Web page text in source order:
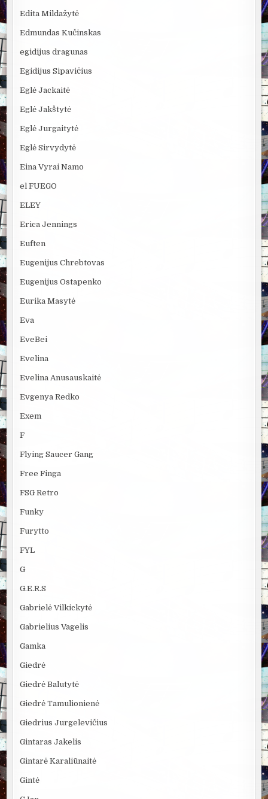
Edita Mildažytė
Edmundas Kučinskas
egidijus dragunas
Egidijus Sipavičius
Eglė Jackaitė
Eglė Jakštytė
Eglė Jurgaitytė
Eglė Sirvydytė
Eina Vyrai Namo
el FUEGO
ELEY
Erica Jennings
Euften
Eugenijus Chrebtovas
Eugenijus Ostapenko
Eurika Masytė
Eva
EveBei
Evelina
Evelina Anusauskaitė
Evgenya Redko
Exem
F
Flying Saucer Gang
Free Finga
FSG Retro
Funky
Furytto
FYL
G
G.E.R.S
Gabrielė Vilkickytė
Gabrielius Vagelis
Gamka
Giedrė
Giedrė Balutytė
Giedrė Tamulionienė
Giedrius Jurgelevičius
Gintaras Jakelis
Gintarė Karaliūnaitė
Gintė